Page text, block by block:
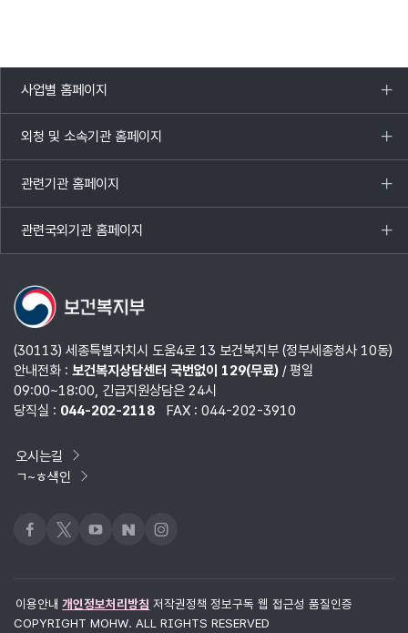
사업별 홈페이지
목록
열기
외청 및 소속기관 홈페이지
목록
열기
관련기관 홈페이지
목록
열기
관련국외기관 홈페이지
목록
열기
(30113) 세종특별자치시 도움4로 13 보건복지부 (정부세종청사 10동)
안내전화 : 보건복지상담센터 국번없이 129(무료)/ 평일
09:00~18:00, 긴급지원상담은 24시
당직실 : 044-202-2118 FAX : 044-202-3910
오시는길
ㄱ~ㅎ색인
페이스북
x 유튜브네이버블로그
인스타그램
이용안내 개인정보처리방침 저작권정책 정보구독 웹 접근성 품질인증
COPYRIGHT MOHW. ALL RIGHTS RESERVED